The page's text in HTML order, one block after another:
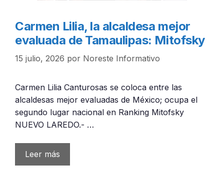
Carmen Lilia, la alcaldesa mejor
evaluada de Tamaulipas: Mitofsky
15 julio, 2026 por Noreste Informativo
Carmen Lilia Canturosas se coloca entre las
alcaldesas mejor evaluadas de México; ocupa el
segundo lugar nacional en Ranking Mitofsky
NUEVO LAREDO.- …
Leer más